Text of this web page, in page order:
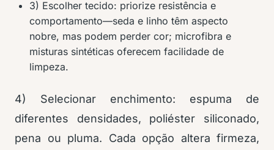
3) Escolher tecido: priorize resistência e
comportamento—seda e linho têm aspecto
nobre, mas podem perder cor; microfibra e
misturas sintéticas oferecem facilidade de
limpeza.
4) Selecionar enchimento: espuma de
diferentes densidades, poliéster siliconado,
pena ou pluma. Cada opção altera firmeza,